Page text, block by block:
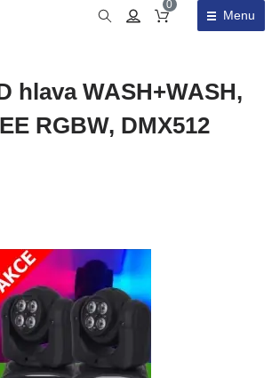
Obsah košíku
0
Menu
hlava WASH+WASH,
RGBW, DMX512